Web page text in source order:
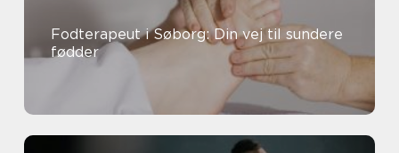
Fodterapeut i Søborg: Din vej til sundere
fødder